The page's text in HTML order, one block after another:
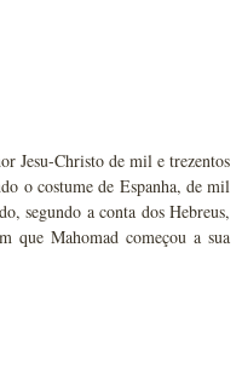
Jesu-Christo de mil e trezentos
o costume de Espanha, de mil
segundo a conta dos Hebreus,
que Mahomad começou a sua